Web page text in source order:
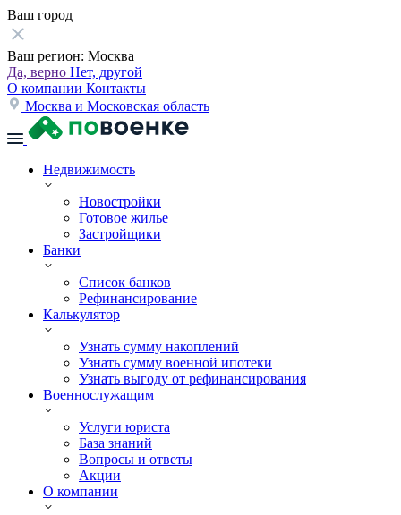
Ваш город
Ваш регион: Москва
Да, верно Нет, другой
О компании Контакты
Москва и Московская область
Недвижимость
Новостройки
Готовое жилье
Застройщики
Банки
Список банков
Рефинансирование
Калькулятор
Узнать сумму накоплений
Узнать сумму военной ипотеки
Узнать выгоду от рефинансирования
Военнослужащим
Услуги юриста
База знаний
Вопросы и ответы
Акции
О компании